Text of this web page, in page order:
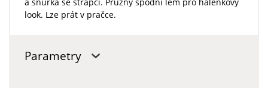
look. Lze prát v pračce.
Parametry